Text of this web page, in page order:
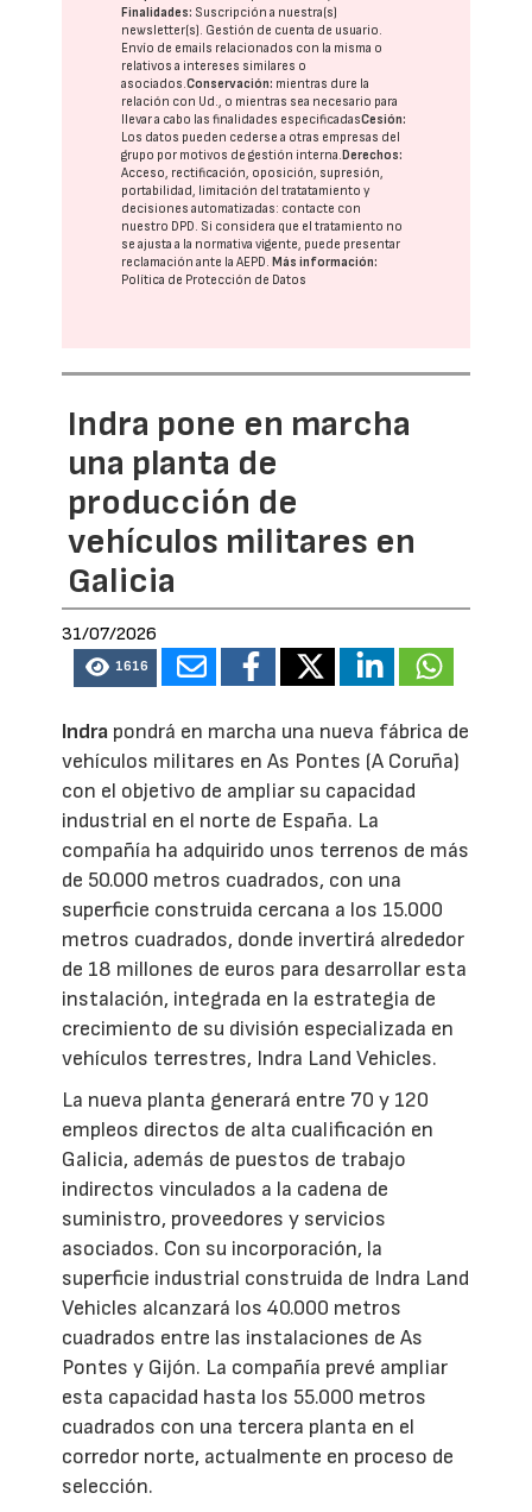
Finalidades: Suscripción a nuestra(s)
newsletter(s). Gestión de cuenta de usuario.
Envío de emails relacionados con la misma o
relativos a intereses similares o
asociados.Conservación: mientras dure la
relación con Ud., o mientras sea necesario para
llevar a cabo las finalidades especificadasCesión:
Los datos pueden cederse a otras empresas del
grupo por motivos de gestión interna. Derechos:
Acceso, rectificación, oposición, supresión,
portabilidad, limitación del tratatamiento y
decisiones automatizadas: contacte con
nuestro DPD. Si considera que el tratamiento no
se ajusta a la normativa vigente, puede presentar
reclamación ante laAEPD. Más información:
Política de Protección de Datos
Indra pone en marcha
una planta de
producción de
vehículos militares en
Galicia
31/07/2026
1616
Indra pondrá en marcha una nueva fábrica de
vehículos militares en As Pontes (A Coruña)
con el objetivo de ampliar su capacidad
industrial en el norte de España. La
compañía ha adquirido unos terrenos de más
de 50.000 metros cuadrados, con una
superficie construida cercana a los 15.000
metros cuadrados, donde invertirá alrededor
de 18 millones de euros para desarrollar esta
instalación, integrada en la estrategia de
crecimiento de su división especializada en
vehículos terrestres, Indra Land Vehicles.
La nueva planta generará entre 70 y 120
empleos directos de alta cualificación en
Galicia, además de puestos de trabajo
indirectos vinculados a la cadena de
suministro, proveedores y servicios
asociados. Con su incorporación, la
superficie industrial construida de Indra Land
Vehicles alcanzará los 40.000 metros
cuadrados entre las instalaciones de As
Pontes y Gijón. La compañía prevé ampliar
esta capacidad hasta los 55.000 metros
cuadrados con una tercera planta en el
corredor norte, actualmente en proceso de
selección.